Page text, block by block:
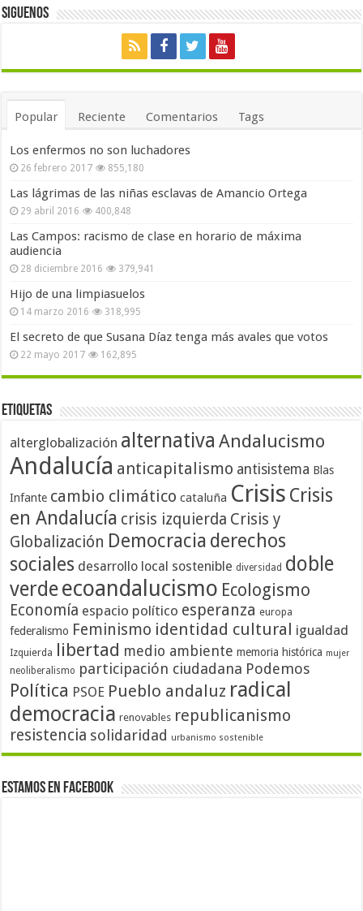
Siguenos
Popular Reciente Comentarios Tags
Los enfermos no son luchadores
26 febrero 2017 855,180
Las lágrimas de las niñas esclavas de Amancio Ortega
29 abril 2016 400,848
Las Campos: racismo de clase en horario de máxima
audiencia
28 diciembre 2016 379,941
Hijo de una limpiasuelos
14 marzo 2016 318,995
El secreto de que Susana Díaz tenga más avales que votos
22 mayo 2017 162,895
Etiquetas
alterglobalización alternativa Andalucismo
Andalucía anticapitalismo antisistema Blas
Infante cambio climático cataluña Crisis Crisis
en Andalucía crisis izquierda Crisis y
Globalización Democracia derechos
sociales desarrollo local sostenible diversidad doble
verdeecoandalucismo Ecologismo
Economía espacio político esperanza europa
federalismo Feminismo identidad cultural igualdad
Izquierda libertad medio ambiente memoria histórica mujer
neoliberalismo participación ciudadana Podemos
Política PSOE Pueblo andaluz radical
democracia renovables republicanismo
resistencia solidaridad urbanismo sostenible
Estamos en Facebook